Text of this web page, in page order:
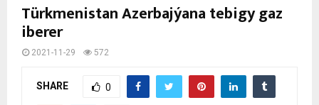
Türkmenistan Azerbajýana tebigy gaz
iberer
2021-11-29 572
SHARE 0